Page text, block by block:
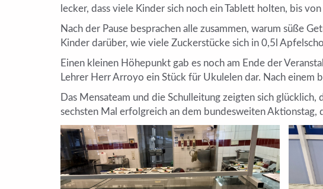
lecker, dass viele Kinder sich noch ein Tablett holten, bis
Nach der Pause besprachen alle zusammen, warum süße
Kinder darüber, wie viele Zuckerstücke sich in 0,5l
Einen kleinen Höhepunkt gab es noch am Ende der
Lehrer Herr Arroyo ein Stück für Ukulelen dar. Nach
Das Mensateam und die Schulleitung zeigten sich
sechsten Mal erfolgreich an dem bundesweiten